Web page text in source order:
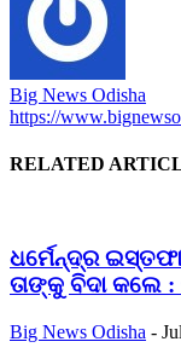
Big News Odisha
https://
RELATED
ଧର୍ମେନ୍ଦ୍ର
ତାଙ୍କୁ ବିଦା କଲେ
Big News Odisha -